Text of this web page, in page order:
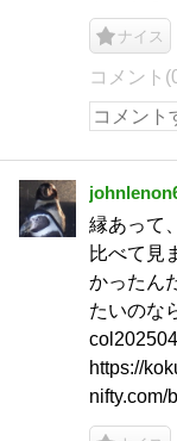
ナイス
コメント
縁あって
比べて見
かったん
たいのな
https://
nifty.com/